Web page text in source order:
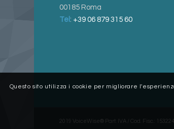
00185 Roma
Tel: +39 06 879 315 60
2019 VoiceWise® Part. IVA / Cod. Fisc.:
Questo sito utilizza i cookie per migliorare